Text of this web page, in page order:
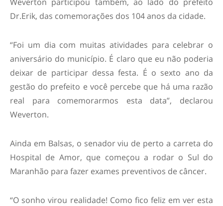
Dr.Erik, das comemorações dos 104 anos da cidade.
“Foi um dia com muitas atividades para celebrar o
aniversário do município. É claro que eu não poderia
deixar de participar dessa festa. É o sexto ano da
gestão do prefeito e você percebe que há uma razão
real para comemorarmos esta data”, declarou
Weverton.
Ainda em Balsas, o senador viu de perto a carreta do
Hospital de Amor, que começou a rodar o Sul do
Maranhão para fazer exames preventivos de câncer.
“O sonho virou realidade! Como fico feliz em ver esta